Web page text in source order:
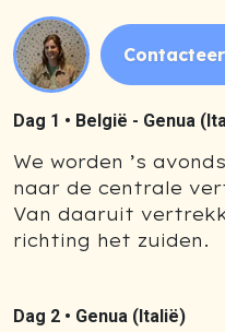
Dag 1 • België - Genua
We worden ’s
naar de centrale
Van daaruit
richting het zuiden.
Dag 2 • Genua (Italië)